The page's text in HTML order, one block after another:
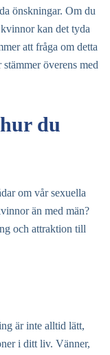
önskningar. Om du
kan det tyda
att fråga om detta
överens med
du
om vår sexuella
än med män?
och attraktion till
är inte alltid lätt,
i ditt liv. Vänner,